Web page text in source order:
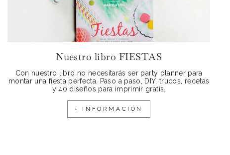
Nuestro libro FIESTAS
Con nuestro libro no necesitarás ser party planner para
montar una fiesta perfecta. Paso a paso, DIY, trucos, recetas
y 40 diseños para imprimir gratis.
+ INFORMACIÓN